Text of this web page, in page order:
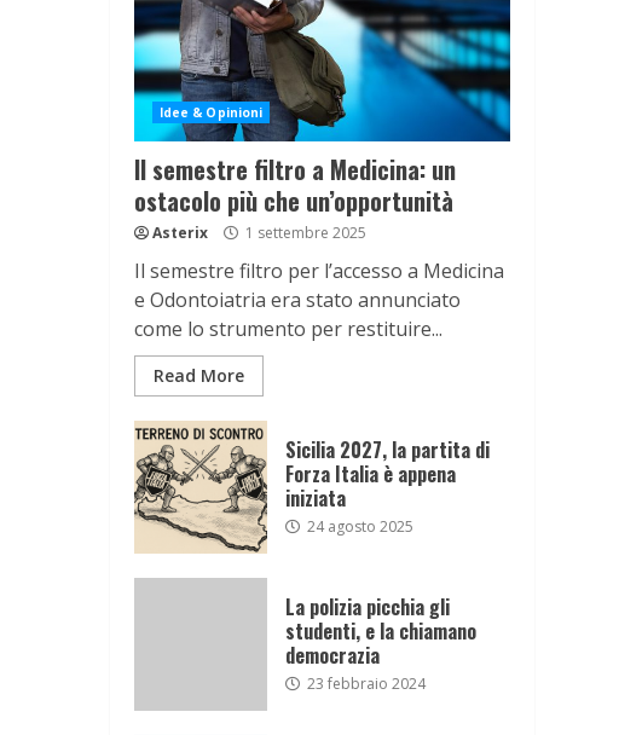
Idee & Opinioni
Il semestre filtro a Medicina: un
ostacolo più che un’opportunità
Asterix 1 settembre 2025
Il semestre filtro per l’accesso a Medicina
e Odontoiatria era stato annunciato
come lo strumento per restituire...
Read More
Sicilia 2027, la partita di
Forza Italia è appena
iniziata
24 agosto 2025
La polizia picchia gli
studenti, e la chiamano
democrazia
23 febbraio 2024